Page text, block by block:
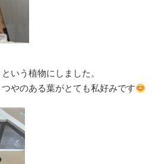
いう植物にしました。
やのある葉がとても私好みです